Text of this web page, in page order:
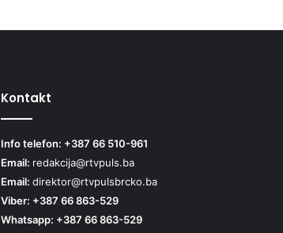
Kontakt
Info telefon: +387 66 510-961
Email: redakcija@rtvpuls.ba
Email: direktor@rtvpulsbrcko.ba
Viber: +387 66 863-529
Whatsapp: +387 66 863-529